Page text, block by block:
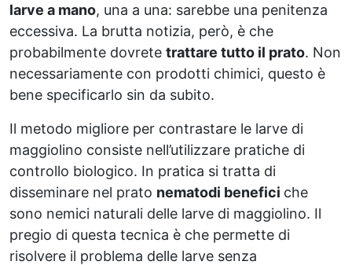
larve a mano, una a una: sarebbe una penitenza
eccessiva. La brutta notizia, però, è che
probabilmente dovrete trattare tutto il prato. Non
necessariamente con prodotti chimici, questo è
bene specificarlo sin da subito.
Il metodo migliore per contrastare le larve di
maggiolino consiste nell’utilizzare pratiche di
controllo biologico. In pratica si tratta di
disseminare nel prato nematodi benefici che
sono nemici naturali delle larve di maggiolino. Il
pregio di questa tecnica è che permette di
risolvere il problema delle larve senza